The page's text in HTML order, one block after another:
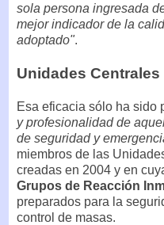
sola persona ingresada
mejor indicador de la
adoptado".
Unidades
Esa eficacia sólo ha sido
y profesionalidad de
de seguridad y
miembros de las
creadas en 2004 y en
Grupos de Reacción
preparados para la
control de masas.